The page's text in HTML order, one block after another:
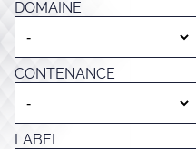
DOMAINE
CONTENANCE
LABEL